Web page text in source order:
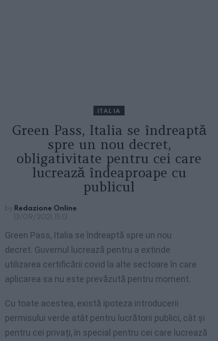
ITALIA
Green Pass, Italia se îndreaptă
spre un nou decret,
obligativitate pentru cei care
lucrează îndeaproape cu
publicul
by Redazione Online
13/09/2021, 15:13
Green Pass, Italia se îndreaptă spre un nou
decret. Guvernul lucrează pentru a extinde
utilizarea certificării covid la alte sectoare în care
aplicarea sa nu este prevăzută pentru moment.
Cu toate acestea, există ipoteza introducerii
permisului verde atât pentru lucrătorii publici, cât și
pentru cei privați, în special pentru cei care lucrează